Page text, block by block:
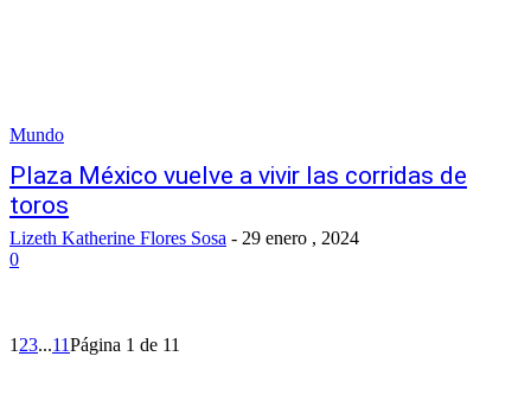
Mundo
Plaza México vuelve a vivir las corridas de
toros
Lizeth Katherine Flores Sosa - 29 enero , 2024
0
1 23...11Página 1 de 11